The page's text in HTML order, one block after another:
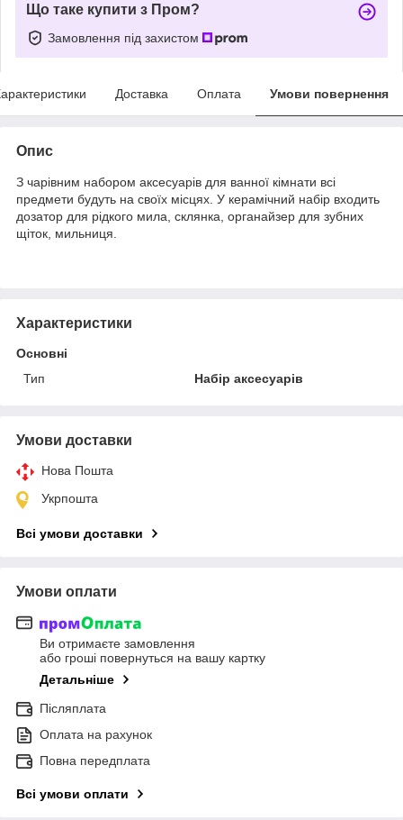
Що таке купити з Пром?
Замовлення під захистом
Доставка Оплата Умови повернення
Опис
З чарівним набором аксесуарів для ванної кімнати всі
предмети будуть на своїх місцях. У керамічний набір входить
дозатор для рідкого мила, склянка, органайзер для зубних
щіток, мильниця.
Характеристики
Основні
Тип
Набір аксесуарів
Умови доставки
Нова Пошта
Укрпошта
Всі умови доставки
Умови оплати
Ви отримаєте замовлення
або гроші повернуться на вашу картку
Детальніше
Післяплата
Оплата на рахунок
Повна передплата
Всі умови оплати